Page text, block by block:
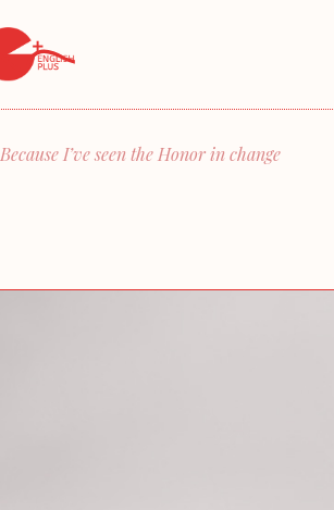
Because I’ve seen the Honor in change